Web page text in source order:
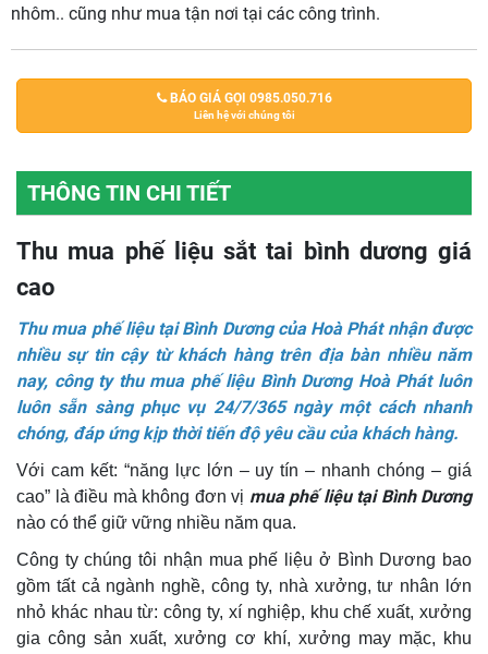
nhôm.. cũng như mua tận nơi tại các công trình.
BÁO GIÁ GỌI 0985.050.716
Liên hệ với chúng tôi
THÔNG TIN CHI TIẾT
Thu mua phế liệu sắt tai bình dương giá
cao
Thu mua phế liệu tại Bình Dương của Hoà Phát nhận được
nhiều sự tin cậy từ khách hàng trên địa bàn nhiều năm
nay, công ty thu mua phế liệu Bình Dương Hoà Phát luôn
luôn sẵn sàng phục vụ 24/7/365 ngày một cách nhanh
chóng, đáp ứng kịp thời tiến độ yêu cầu của khách hàng.
Với cam kết: “năng lực lớn – uy tín – nhanh chóng – giá
cao” là điều mà không đơn vị mua phế liệu tại Bình Dương
nào có thể giữ vững nhiều năm qua.
Công ty chúng tôi nhận mua phế liệu ở Bình Dương bao
gồm tất cả ngành nghề, công ty, nhà xưởng, tư nhân lớn
nhỏ khác nhau từ: công ty, xí nghiệp, khu chế xuất, xưởng
gia công sản xuất, xưởng cơ khí, xưởng may mặc, khu